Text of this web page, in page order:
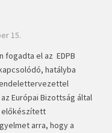
15.
fogadta el az EDPB
hatályba
Európai Bizottság által
előkészített
arra, hogy a